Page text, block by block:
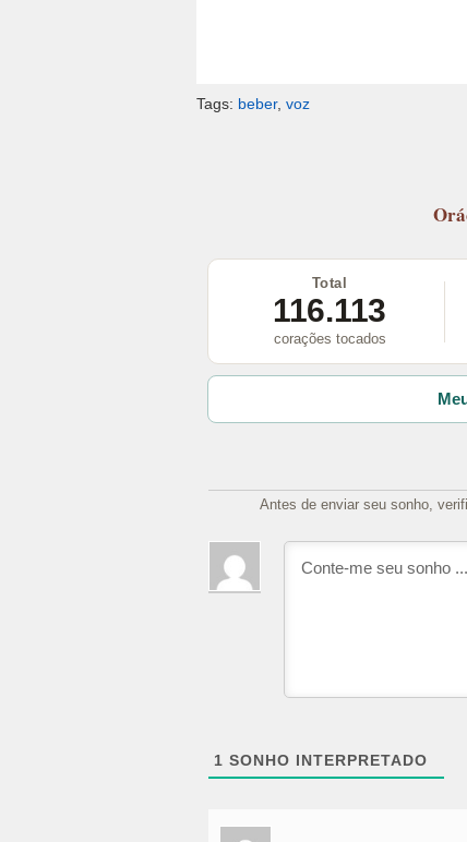
Tags: beber, voz
Total
116.113
corações tocados
Antes de enviar seu sonho,
1 SONHO INTERPRETADO